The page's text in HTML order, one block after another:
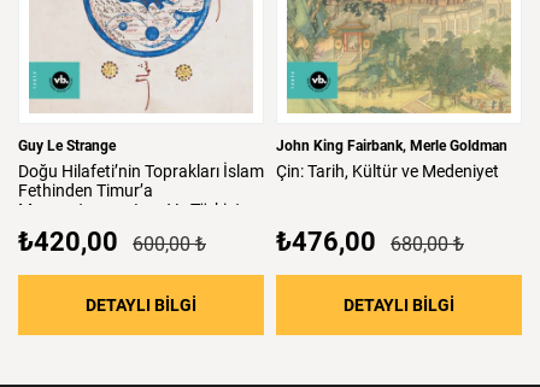
Guy Le Strange
Doğu Hilafeti’nin Toprakları İslam
Fethinden Timur’a
Mezopotamya,
Iran Ve Türkistan
₺420,00 600,00 ₺
DETAYLI BİLGİ : Doğu Hilafeti’nin Toprakları İslam
John King Fairbank Merle Goldman
Çin:Tarih, Kültürve Medeniyet
₺476,00 680,00 ₺
DETAYLI BİLGİ